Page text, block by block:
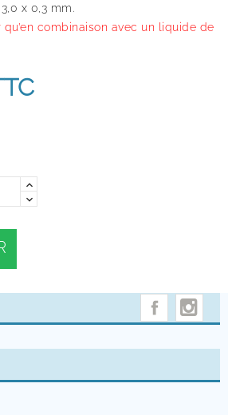
x 0,3 mm.
qu’en combinaison avec un liquide de